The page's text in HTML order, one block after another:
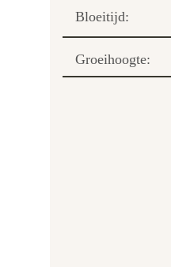
Bloeitijd:
Groeihoogte: